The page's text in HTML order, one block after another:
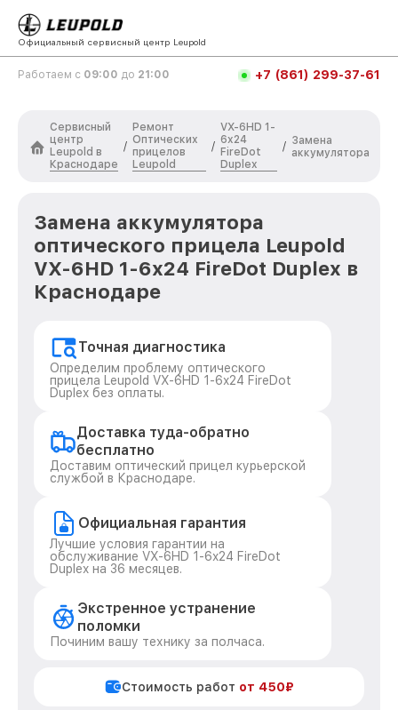
Официальный сервисный центр Leupold
Работаем с 09:00 до 21:00 +7 (861) 299-37-61
Сервисный
центр
Leupold в
Краснодаре
/
Ремонт
Оптических
прицелов
Leupold
/
VX-6HD 1-
6x24
FireDot
Duplex
/ Замена
аккумулятора
Замена аккумулятора
оптического прицела Leupold
VX-6HD 1-6x24 FireDot Duplex в
Краснодаре
Точная диагностика
Определим проблему оптического
прицела Leupold VX-6HD 1-6x24 FireDot
Duplex без оплаты.
Доставка туда-обратно
бесплатно
Доставим оптический прицел курьерской
службой в Краснодаре.
Официальная гарантия
Лучшие условия гарантии на
обслуживание VX-6HD 1-6x24 FireDot
Duplex на 36 месяцев.
Экстренное устранение
поломки
Починим вашу технику за полчаса.
Стоимость работ от 450₽